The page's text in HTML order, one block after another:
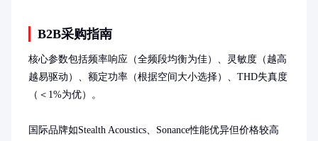
B2B采购指南
核心参数包括频率响应（全频段均衡为佳）、灵敏度（越高
越易驱动）、额定功率（根据空间大小选择）、THD失真度
（＜1%为优）。
国际品牌如Stealth Acoustics、Sonance性能优异但价格较高